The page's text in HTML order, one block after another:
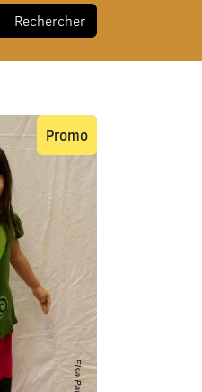
Rechercher
Promo